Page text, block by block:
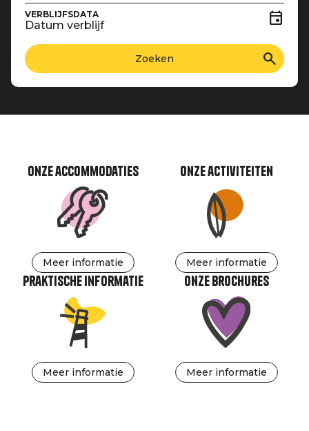
VERBLIJFSDATA
Datum verblijf
Onze accommodaties
Meer informatie
Onze activiteiten
Meer informatie
Praktische informatie
Meer informatie
Onze brochures
Meer informatie